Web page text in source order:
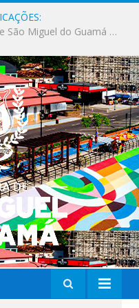
Milhares de fiéis tomam as ruas de São Miguel do Guamá em uma grande celebração de fé na Marcha para Jesus 2026.